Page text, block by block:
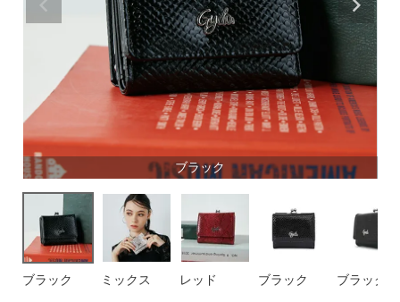
〜
円(税込)
検索
バッグ
ショルダーバッグ
トートバッグ
ブラック
ブラック ミックス レッド ブラック ブラック